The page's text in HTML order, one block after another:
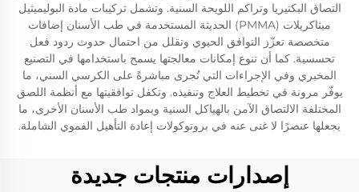
التصاق البكتيريا وتراكم اللويحة السنية. وتشمل تركيبات مادة البوليميثيل
ميثاكريلات (PMMA) الحديثة المستخدمة في طب الأسنان إضافات
متخصصة تعزّز التوافق الحيوي وتقلل من احتمال حدوث ردود فعل
تحسسية. كما أن تنوع إمكانات معالجتها يسمح باستخدامها في التصنيع
المخبري وفي الإجراءات التي تُجرى مباشرةً على الكرسي السني، ما
يوفّر مرونة في تخطيط العلاج وتنفيذه. وتكفل توافقيتها مع أنظمة اللصق
المختلفة الالتصاق الآمن بالهياكل السنية وبمواد طب الأسنان الأخرى، ما
يجعلها عنصرًا لا غنى عنه في بروتوكولات إعادة التأهيل الفموي الشاملة.
إصدارات منتجات جديدة